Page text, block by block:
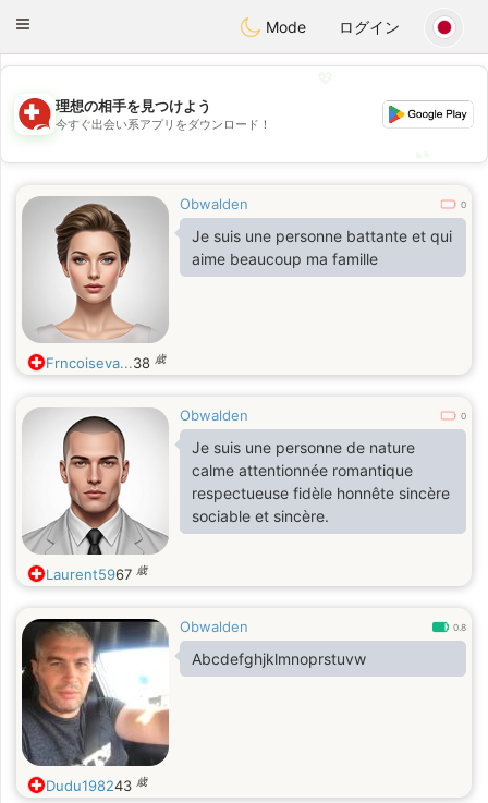
Suissi
Toggle
Mode ログイン
💖
💕
理想の相手を見つけよう
今すぐ出会い系アプリをダウンロード！
Obwalden 0
Je suis une personne battante et qui
aime beaucoup ma famille
Frncoiseva...38 歳
Obwalden 0
Je suis une personne de nature
calme attentionnée romantique
respectueuse fidèle honnête sincère
sociable et sincère.
Laurent5967 歳
Obwalden 0.8
Abcdefghjklmnoprstuvw
Dudu198243 歳